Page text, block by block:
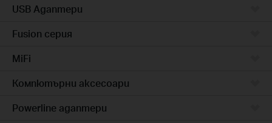
USB Адаптери
Fusion серия
MiFi
Компютърни аксесоари
Powerline адаптери